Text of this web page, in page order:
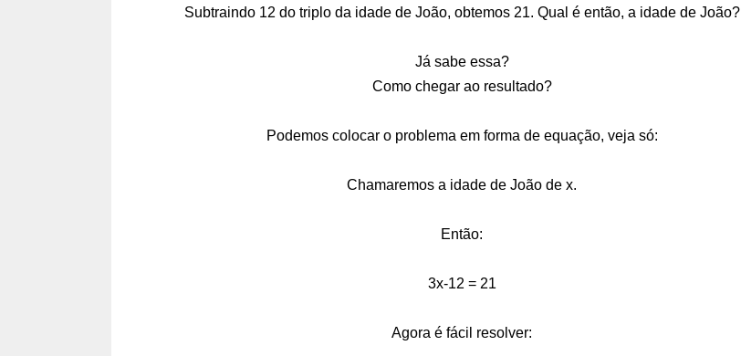
Subtraindo 12 do triplo da idade de João, obtemos 21. Qual é então, a idade de João?
Já sabe essa?
Como chegar ao resultado?
Podemos colocar o problema em forma de equação, veja só:
Chamaremos a idade de João de x.
Então:
3x-12 = 21
Agora é fácil resolver: